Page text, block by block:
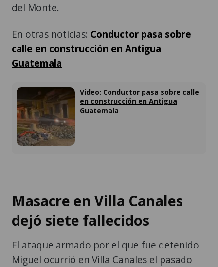
del Monte.
En otras noticias: Conductor pasa sobre
calle en construcción en Antigua
Guatemala
Video: Conductor pasa sobre calle
en construcción en Antigua
Guatemala
Masacre en Villa Canales
dejó siete fallecidos
El ataque armado por el que fue detenido
Miguel ocurrió en Villa Canales el pasado